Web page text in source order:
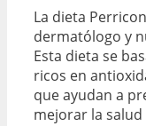
La dieta
dermatólogo y
Esta dieta se
ricos en
que ayudan a
mejorar la salud